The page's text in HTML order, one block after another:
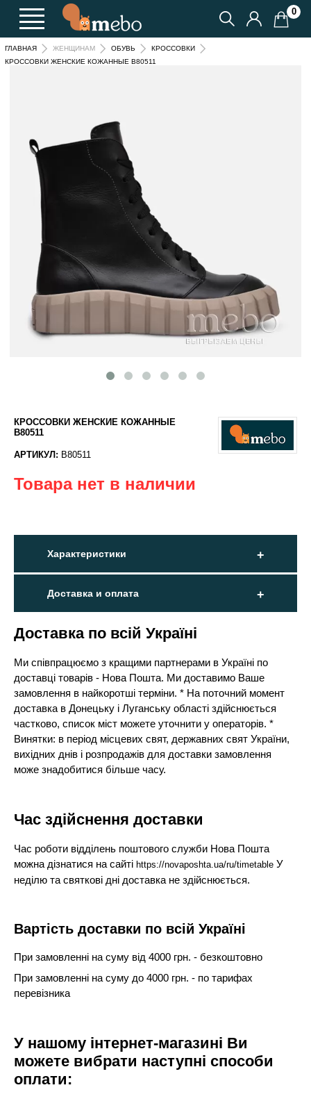
0
ГЛАВНАЯ ЖЕНЩИНАМ ОБУВЬ
КРОССОВКИ
КРОССОВКИ ЖЕНСКИЕ КОЖАННЫЕ B80511
КРОССОВКИ ЖЕНСКИЕ КОЖАННЫЕ
B80511
АРТИКУЛ: B80511
Товара нет в наличии
Характеристики
Доставка и оплата
Доставка по всій Україні
Ми співпрацюємо з кращими партнерами в Україні по
доставці товарів - Нова Пошта. Ми доставимо Ваше
замовлення в найкоротші терміни. * На поточний момент
доставка в Донецьку і Луганську області здійснюється
частково, список міст можете уточнити у операторів. *
Винятки: в період місцевих свят, державних свят України,
вихідних днів і розпродажів для доставки замовлення
може знадобитися більше часу.
Час здійснення доставки
Час роботи відділень поштового служби Нова Пошта
можна дізнатися на сайтіhttps://novaposhta.ua/ru/timetable У
неділю та святкові дні доставка не здійснюється.
Вартість доставки по всій Україні
При замовленні на суму від 4000 грн. - безкоштовно
При замовленні на суму до 4000 грн. - по тарифах
перевізника
У нашому інтернет-магазині Ви
можете вибрати наступні способи
оплати: